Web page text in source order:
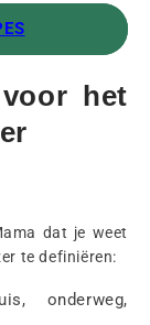
het
dat je weet
te definiëren:
onderweg,